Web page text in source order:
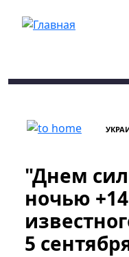
"Днем
ночью
5